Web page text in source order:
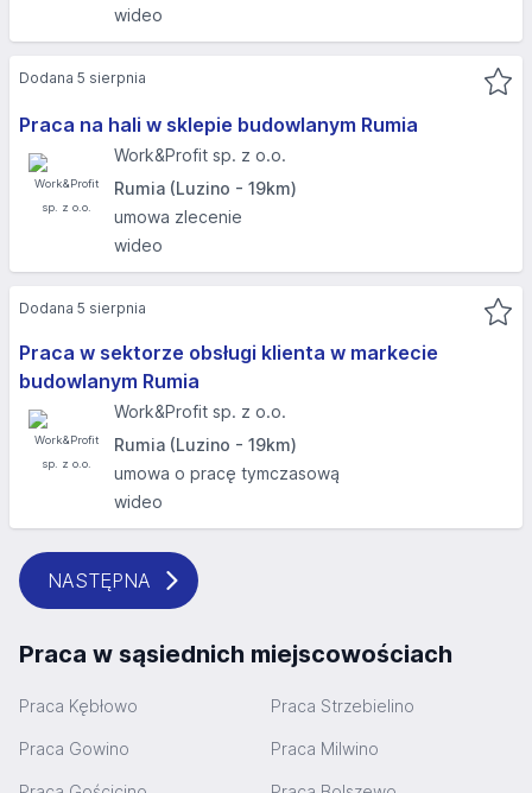
wideo
Praca na hali w sklepie budowlanym Rumia
Work&Profit sp. z o.o.
Rumia (Luzino - 19km)
umowa zlecenie
wideo
Dodana 5 sierpnia
Praca w sektorze obsługi klienta w markecie
budowlanym Rumia
Work&Profit sp. z o.o.
Rumia (Luzino - 19km)
umowa o pracę tymczasową
wideo
Dodana 5 sierpnia
NASTĘPNA
Praca w sąsiednich miejscowościach
Praca Kębłowo Praca Strzebielino
Praca Gowino Praca Milwino